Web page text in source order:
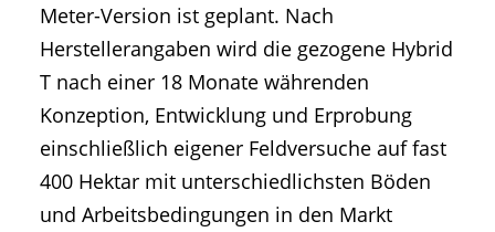
Meter-Version ist geplant. Nach
Herstellerangaben wird die gezogene Hybrid
T nach einer 18 Monate währenden
Konzeption, Entwicklung und Erprobung
einschließlich eigener Feldversuche auf fast
400 Hektar mit unterschiedlichsten Böden
und Arbeitsbedingungen in den Markt